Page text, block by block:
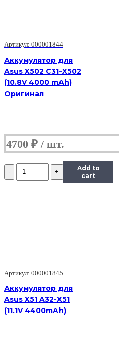
Артикул: 000001844
Аккумулятор для
Asus X502 C31-X502
(10.8V 4000 mAh)
Оригинал
4700 ₽
Количество
Аккумулятор
Add to
cart
Артикул: 000001845
Аккумулятор для
Asus X51 A32-X51
(11.1V 4400mAh)